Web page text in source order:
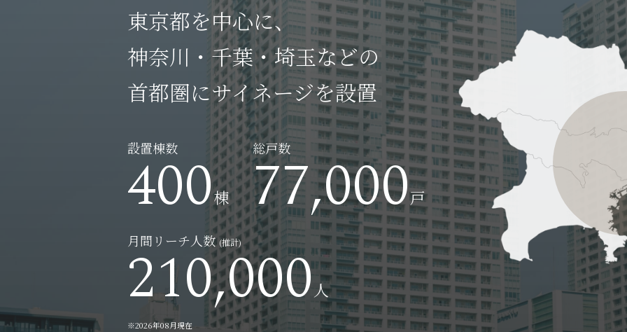
東京都を中心に、
神奈川・千葉・埼玉などの
首都圏にサイネージを設置
設置棟数
400棟
総戸数
77,000戸
月間リーチ人数 (推計)
210,000人
※2026年08月現在